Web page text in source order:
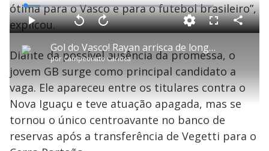
ótima para o Vasco e para o futebol brasileiro”,
explicou.
P
l
a
Gol do Vasco! Rayan arrisca de longe, conta com desvio da zaga e abre o placar no Maracanã
por Campeonato Carioca
P V
a
r
0
s
e
g
n
d
s
A
n
a
1
0
s
e
u
n
o
s
L
o
a
d
e
.
0
%
F
l
s
c
e
e
n
C
o
a
Diante da possível ausência da promessa, o
jovem GB surge como principal candidato a
vaga. Ele apareceu entre os titulares contra o
Nova Iguaçu e teve atuação apagada, mas se
tornou o único centroavante no banco de
reservas após a transferência de Vegetti para o